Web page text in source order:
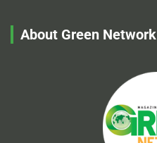
About Green Network